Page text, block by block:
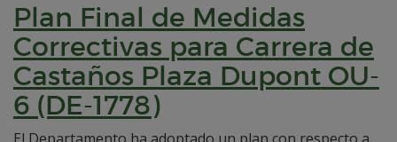
Plan Final de Medidas
Correctivas para Carrera de
Castaños Plaza Dupont OU-
6 (DE-1778)